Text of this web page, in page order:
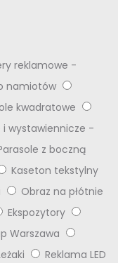
reklamowe -
namiotów
kwadratowe
i wystawiennicze -
z boczną
Kaseton tekstylny
Obraz na płótnie
Ekspozytory
Warszawa
Reklama LED